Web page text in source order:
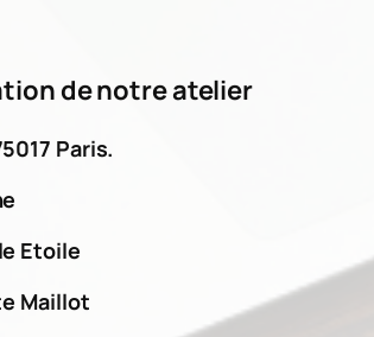
de notre atelier
Paris.
Etoile
Maillot